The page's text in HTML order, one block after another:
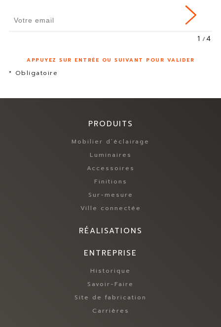
1 4
APPUYEZ SUR ENTRÉE OU SUIVANT POUR VALIDER
* Obligatoire
PRODUITS
Mobilier d’éclairage
Luminaires
Accessoires
Finitions
Sur-mesure
Ville connectée
RÉALISATIONS
ENTREPRISE
Historique
Savoir-Faire
Site de fabrication
Carrières